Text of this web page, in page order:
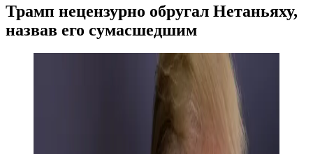
Трамп нецензурно обругал Нетаньяху,
назвав его сумасшедшим